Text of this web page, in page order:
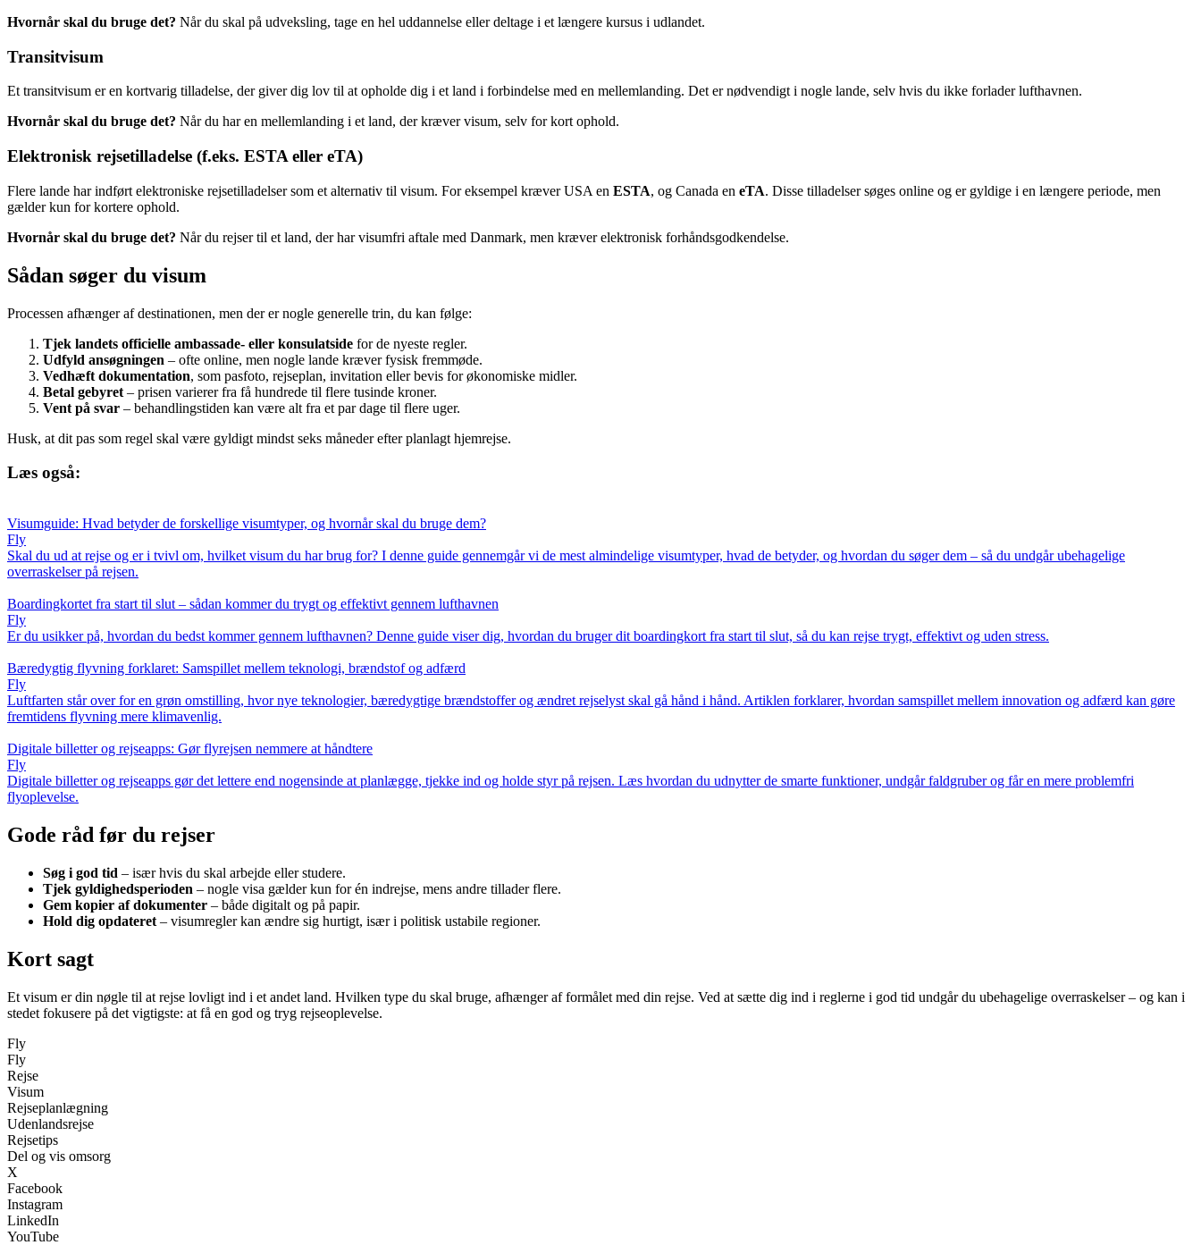
Hvornår skal du bruge det? Når du skal på udveksling, tage en hel uddannelse eller deltage i et længere kursus i udlandet.
Transitvisum
Et transitvisum er en kortvarig tilladelse, der giver dig lov til at opholde dig i et land i forbindelse med en mellemlanding. Det er nødvendigt i nogle lande, selv hvis du ikke forlader lufthavnen.
Hvornår skal du bruge det? Når du har en mellemlanding i et land, der kræver visum, selv for kort ophold.
Elektronisk rejsetilladelse (f.eks. ESTA eller eTA)
Flere lande har indført elektroniske rejsetilladelser som et alternativ til visum. For eksempel kræver USA en ESTA, og Canada en eTA. Disse tilladelser søges online og er gyldige i en længere periode, men
gælder kun for kortere ophold.
Hvornår skal du bruge det? Når du rejser til et land, der har visumfri aftale med Danmark, men kræver elektronisk forhåndsgodkendelse.
Sådan søger du visum
Processen afhænger af destinationen, men der er nogle generelle trin, du kan følge:
Tjek landets officielle ambassade- eller konsulatside for de nyeste regler.
Udfyld ansøgningen – ofte online, men nogle lande kræver fysisk fremmøde.
Vedhæft dokumentation, som pasfoto, rejseplan, invitation eller bevis for økonomiske midler.
Betal gebyret – prisen varierer fra få hundrede til flere tusinde kroner.
Vent på svar – behandlingstiden kan være alt fra et par dage til flere uger.
Husk, at dit pas som regel skal være gyldigt mindst seks måneder efter planlagt hjemrejse.
Læs også:
Visumguide: Hvad betyder de forskellige visumtyper, og hvornår skal du bruge dem?
Fly
Skal du ud at rejse og er i tvivl om, hvilket visum du har brug for? I denne guide gennemgår vi de mest almindelige visumtyper, hvad de betyder, og hvordan du søger dem – så du undgår ubehagelige
overraskelser på rejsen.
Boardingkortet fra start til slut – sådan kommer du trygt og effektivt gennem lufthavnen
Fly
Er du usikker på, hvordan du bedst kommer gennem lufthavnen? Denne guide viser dig, hvordan du bruger dit boardingkort fra start til slut, så du kan rejse trygt, effektivt og uden stress.
Bæredygtig flyvning forklaret: Samspillet mellem teknologi, brændstof og adfærd
Fly
Luftfarten står over for en grøn omstilling, hvor nye teknologier, bæredygtige brændstoffer og ændret rejselyst skal gå hånd i hånd. Artiklen forklarer, hvordan samspillet mellem innovation og adfærd kan gøre
fremtidens flyvning mere klimavenlig.
Digitale billetter og rejseapps: Gør flyrejsen nemmere at håndtere
Fly
Digitale billetter og rejseapps gør det lettere end nogensinde at planlægge, tjekke ind og holde styr på rejsen. Læs hvordan du udnytter de smarte funktioner, undgår faldgruber og får en mere problemfri
flyoplevelse.
Gode råd før du rejser
Søg i god tid – især hvis du skal arbejde eller studere.
Tjek gyldighedsperioden – nogle visa gælder kun for én indrejse, mens andre tillader flere.
Gem kopier af dokumenter – både digitalt og på papir.
Hold dig opdateret – visumregler kan ændre sig hurtigt, især i politisk ustabile regioner.
Kort sagt
Et visum er din nøgle til at rejse lovligt ind i et andet land. Hvilken type du skal bruge, afhænger af formålet med din rejse. Ved at sætte dig ind i reglerne i god tid undgår du ubehagelige overraskelser – og kan i
stedet fokusere på det vigtigste: at få en god og tryg rejseoplevelse.
Fly
Fly
Rejse
Visum
Rejseplanlægning
Udenlandsrejse
Rejsetips
Del og vis omsorg
X
Facebook
Instagram
LinkedIn
YouTube